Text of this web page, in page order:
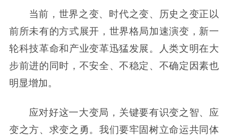
当前，世界之变、时代之变、历史之变正以
前所未有的方式展开，世界格局加速演变，新一
轮科技革命和产业变革迅猛发展。人类文明在大
步前进的同时，不安全、不稳定、不确定因素也
明显增加。
应对好这一大变局，关键要有识变之智、应
变之方、求变之勇。我们要牢固树立命运共同体